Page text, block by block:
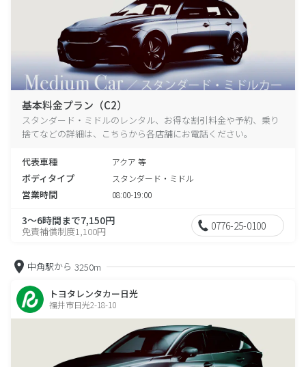
基本料金プラン（C2）
スタンダード・ミドルのレンタル、お得な割引料金や予約、乗り
捨てなどの詳細は、こちらから各店舗にお電話ください。
代表車種 アクア 等
ボディタイプ スタンダード・ミドル
営業時間 08:00-19:00
3～6時間まで7,150円
免責補償制度1,100円 0776-25-0100
中角駅から 3250m
トヨタレンタカー日光
福井市日光2-18-10